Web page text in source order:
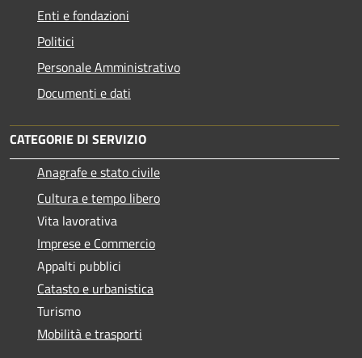
Enti e fondazioni
Politici
Personale Amministrativo
Documenti e dati
CATEGORIE DI SERVIZIO
Anagrafe e stato civile
Cultura e tempo libero
Vita lavorativa
Imprese e Commercio
Appalti pubblici
Catasto e urbanistica
Turismo
Mobilità e trasporti